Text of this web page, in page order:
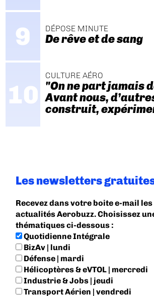
DÉPOSE MINUTE
De rêve et de sang
CULTURE AÉRO
"On ne part jamais
Avant nous,
construit,
Les newsletters
Recevez dans votre boite e-mail
actualités Aerobuzz. Choisissez
thématiques ci-dessous :
Quotidienne Intégrale
BizAv | lundi
Défense | mardi
Hélicoptères & eVTOL | mercredi
Industrie & Jobs | jeudi
Transport Aérien | vendredi